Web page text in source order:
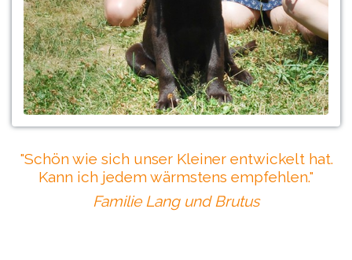
"Schön wie sich unser Kleiner entwickelt hat.
Kann ich jedem wärmstens empfehlen."
Familie Lang und Brutus